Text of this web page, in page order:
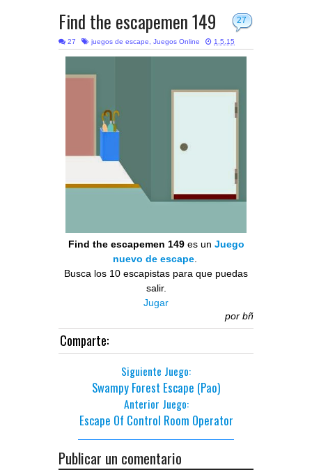
27
Find the escapemen 149
27 juegos de escape, Juegos Online 1.5.15
Find the escapemen 149es un Juego
nuevo de escape.
Busca los 10 escapistas para que puedas
salir.
Jugar
por bñ
Comparte:
Siguiente Juego:
Swampy Forest Escape (Pao)
Anterior Juego:
Escape Of Control Room Operator
Publicar un comentario